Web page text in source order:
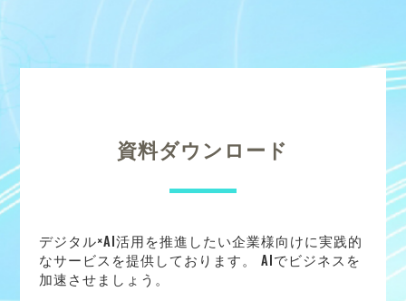
資料ダウンロード
デジタル×AI活用を推進したい企業様向けに実践的
なサービスを提供しております。 AIでビジネスを
加速させましょう。